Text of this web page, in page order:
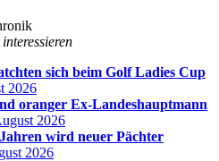
sich beim Golf Ladies Cup
2026
oranger Ex-Landeshauptmann
2026
wird neuer Pächter
2026